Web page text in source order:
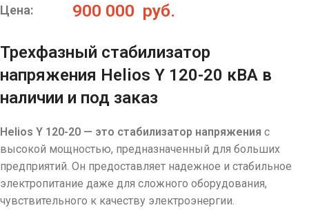
Цена: 900 000 руб.
Трехфазный стабилизатор
напряжения Helios Y 120-20 кВА в
наличии и под заказ
Helios Y 120-20 — это стабилизатор напряжения с
высокой мощностью, предназначенный для больших
предприятий. Он предоставляет надежное и стабильное
электропитание даже для сложного оборудования,
чувствительного к качеству электроэнергии.